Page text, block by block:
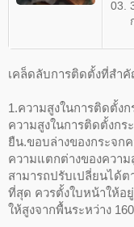
เคล็ดลับการติดตั้งที่สำ
1.ความสูงในการติดตั้งก
ความสูงในการติดตั้งก
ยืน.ขอบล่างของกระจก
ความแตกต่างของควา
สามารถปรับเปลี่ยนได้
ที่สุด ควรตั้งใบหน้าให้อ
ให้สูงจากพื้นระหว่าง